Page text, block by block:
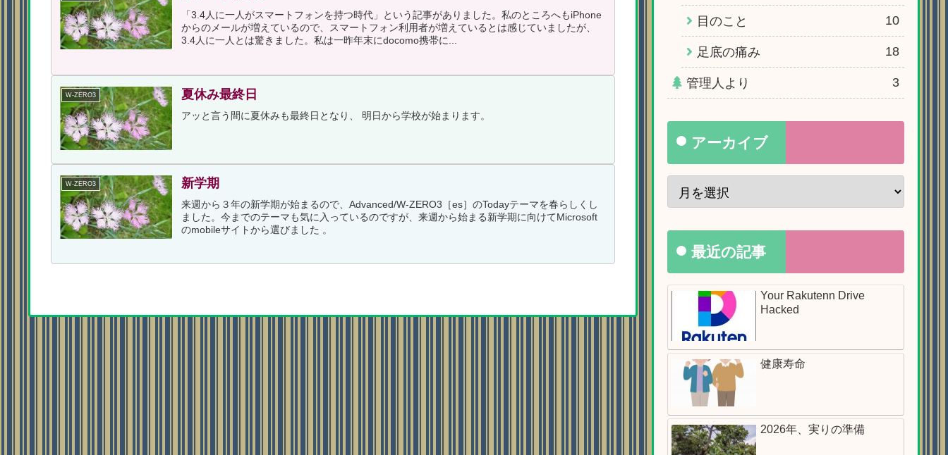
「3.4人に一人がスマートフォンを持つ時代」という記事がありました。私のところへもiPhone
からのメールが増えているので、スマートフォン利用者が増えているとは感じていましたが、
3.4人に一人とは驚きました。私は一昨年末にdocomo携帯に...
W-ZERO3 夏休み最終日
アッと言う間に夏休みも最終日となり、 明日から学校が始まります。
W-ZERO3 新学期
来週から３年の新学期が始まるので、Advanced/W-ZERO3［es］のTodayテーマを春らしくし
ました。今までのテーマも気に入っているのですが、来週から始まる新学期に向けてMicrosoft
のmobileサイトから選びました 。
目のこと 10
足底の痛み 18
管理人より 3
アーカイブ
最近の記事
Your Rakutenn Drive
Hacked
健康寿命
2026年、実りの準備